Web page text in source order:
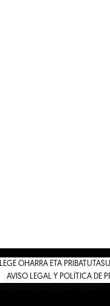
LEGE OHARRA ETA
AVISO LEGAL Y POLÍTICA DE